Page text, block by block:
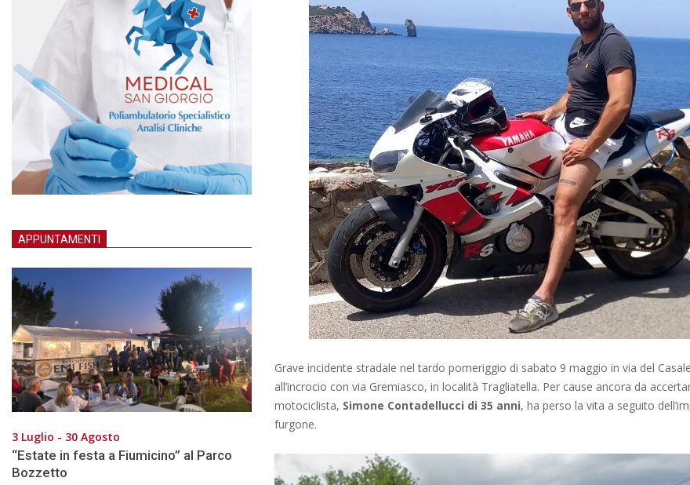
Grave incidente stradale nel tardo pomeriggio di sabato 9 maggio in via del
all’incrocio con via Gremiasco, in località Tragliatella. Per cause ancora da
motociclista, Simone Contadellucci di 35 anni, ha perso la vita a seguito
furgone.
APPUNTAMENTI
3 Luglio - 30 Agosto
“Estate in festa a Fiumicino” al Parco
Bozzetto